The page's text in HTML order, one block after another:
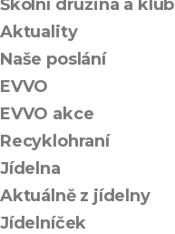
Školní družina a klub
Aktuality
Naše poslání
EVVO
EVVO akce
Recyklohraní
Jídelna
Aktuálně z jídelny
Jídelníček